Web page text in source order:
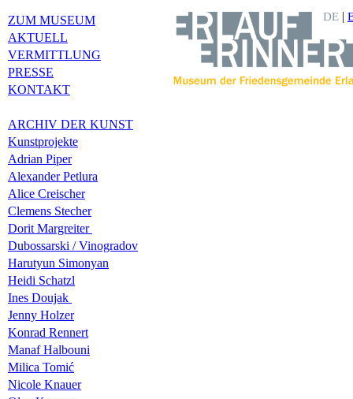
DE |
ZUM MUSEUM
AKTUELL
VERMITTLUNG
PRESSE
KONTAKT
ARCHIV DER KUNST
Kunstprojekte
Adrian Piper
Alexander Petlura
Alice Creischer
Clemens Stecher
Dorit Margreiter
Dubossarski / Vinogradov
Harutyun Simonyan
Heidi Schatzl
Ines Doujak
Jenny Holzer
Konrad Rennert
Manaf Halbouni
Milica Tomić
Nicole Knauer